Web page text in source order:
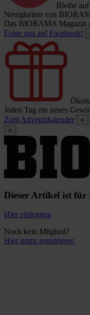
Bleibe
Neuigkeiten von
Das BIORAMA Magazin
Folge uns auf Facebook!
Jeden Tag ein neues
Zum Adventskalender
×
×
Dieser Artikel ist
Hier einloggen
Noch kein Mitglied?
Hier gratis registrieren